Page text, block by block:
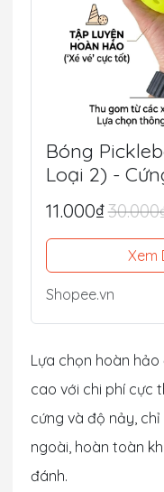
Bóng
Loại 2) -
Thi Đấu,
11.000₫
Xem
Shopee.vn
Lựa chọn hoàn
cao với chi phí cực
cứng và độ nảy,
ngoài, hoàn toàn
đánh.